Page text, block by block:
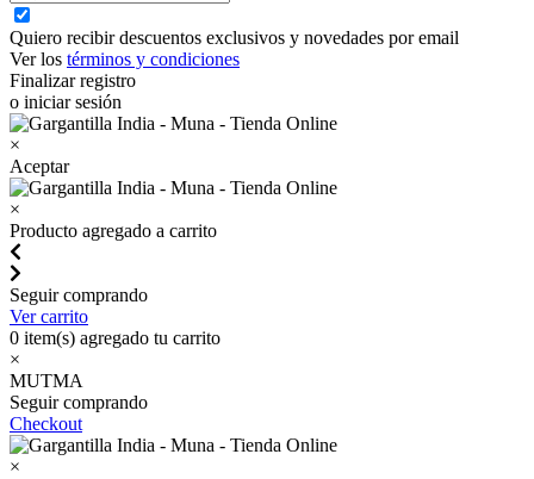
Quiero recibir descuentos exclusivos y novedades por email
Ver los términos y condiciones
Finalizar registro
o iniciar sesión
×
Aceptar
×
Producto agregado a carrito
Seguir comprando
Ver carrito
0 item(s) agregado tu carrito
×
MUTMA
Seguir comprando
Checkout
×